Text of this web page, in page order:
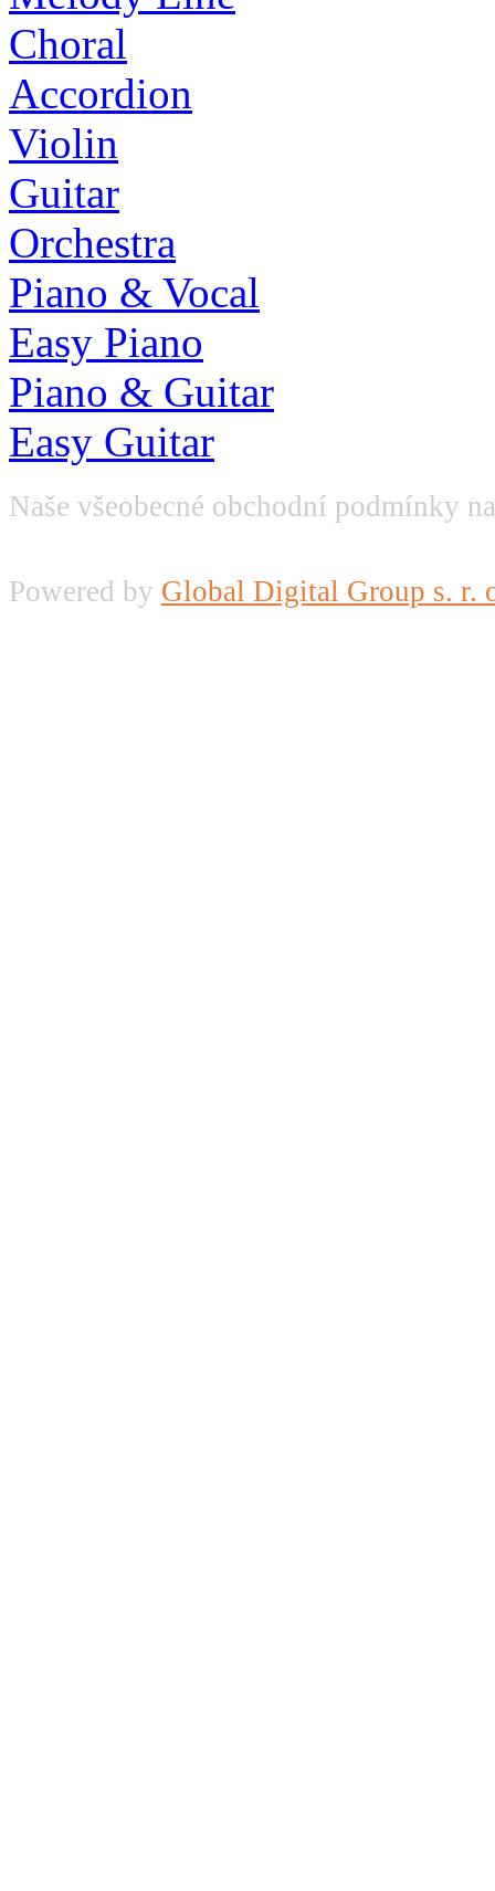
Choral
Accordion
Violin
Guitar
Orchestra
Piano & Vocal
Easy Piano
Piano & Guitar
Easy Guitar
Naše všeobecné obchodní podmínky
Powered by Global Digital Group s. r.